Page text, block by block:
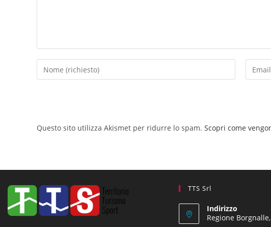
Questo sito utilizza Akismet per ridurre lo spam. Scopri come
TTS Srl
Indirizzo
Regione